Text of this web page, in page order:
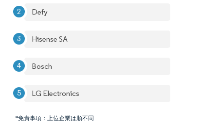
Defy
Hisense SA
Bosch
LG Electronics
*免責事項：上位企業は順不同